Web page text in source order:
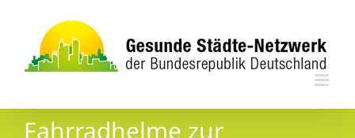
springen
Fahrradhelme zur